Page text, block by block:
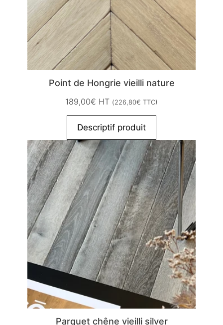
Point de Hongrie vieilli nature
189,00€ HT (226,80€ TTC)
Descriptif produit
Parquet chêne vieilli silver